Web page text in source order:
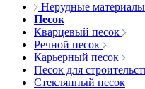
Нерудные материалы
Песок
Кварцевый песок
Речной песок
Карьерный песок
Песок для
Стеклянный песок